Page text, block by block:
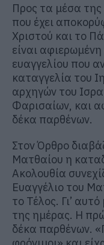
Προς τα μέσα
που έχει
Χριστού και το
είναι
ευαγγελίου που
καταγγελία του
αρχηγών του
Φαρισαίων, και
δέκα παρθένων.
Στον Όρθρο
Ματθαίου η
Ακολουθία
Ευαγγέλιο του
το Τέλος. Γι’
της ημέρας. Η
δέκα παρθένων.